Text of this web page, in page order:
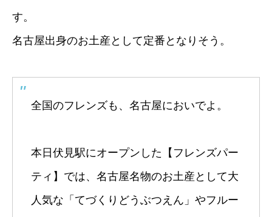
す。
名古屋出身のお土産として定番となりそう。
全国のフレンズも、名古屋においでよ。
本日伏見駅にオープンした【フレンズパー
ティ】では、名古屋名物のお土産として大
人気な「てづくりどうぶつえん」やフルー